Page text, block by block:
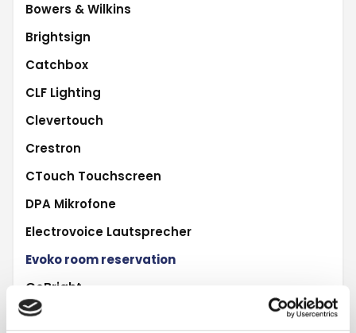
Bowers & Wilkins
Brightsign
Catchbox
CLF Lighting
Clevertouch
Crestron
CTouch Touchscreen
DPA Mikrofone
Electrovoice Lautsprecher
Evoko room reservation
GoBright
Hitachi Projektoren